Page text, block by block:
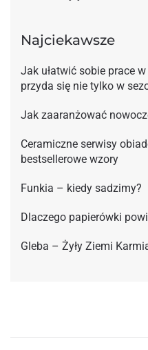
Najciekawsze
Jak ułatwić sobie prace
przyda się nie tylko w
Jak zaaranżować
Ceramiczne serwisy
bestsellerowe wzory
Funkia – kiedy sadzimy?
Dlaczego papierówki
Gleba – Żyły Ziemi